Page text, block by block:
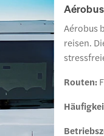
Aérobus
Aérobus
reisen.
Routen: